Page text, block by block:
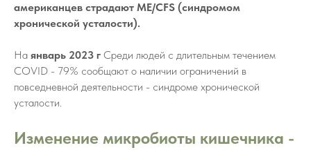
американцев страдают ME/CFS (синдромом
хронической усталости).
На январь 2023 г Среди людей с длительным течением
COVID - 79% сообщают о наличии ограничений в
повседневной деятельности - синдроме хронической
усталости.
Изменение микробиоты кишечника -